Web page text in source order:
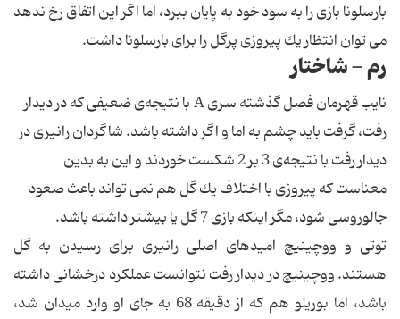
بارسلونا بازی را به سود خود به پایان ببرد، اما اگر این اتفاق رخ ندهد
می توان انتظار یك پیروزی پرگل را برای بارسلونا داشت.
رم - شاختار
نایب قهرمان فصل گذشته سری A با نتیجه‌ی ضعیفی كه در دیدار
رفت، گرفت باید چشم به اما و اگر داشته باشد. شاگردان رانیری در
دیدار رفت با نتیجه‌ی 3 بر 2 شكست خوردند و این به بدین
معناست كه پیروزی با اختلاف یك گل هم نمی تواند باعث صعود
جالوروسی شود، مگر اینكه بازی 7 گل یا بیشتر داشته باشد.
توتی و ووچینیچ امیدهای اصلی رانیری برای رسیدن به گل
هستند. ووچینیچ در دیدار رفت نتوانست عملكرد درخشانی داشته
باشد، اما بوریلو هم كه از دقیقه 68 به جای او وارد میدان شد،